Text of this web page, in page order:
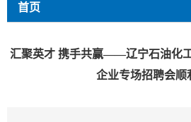
首页
汇聚英才 携手共赢——辽宁石油化
企业专场招聘会顺